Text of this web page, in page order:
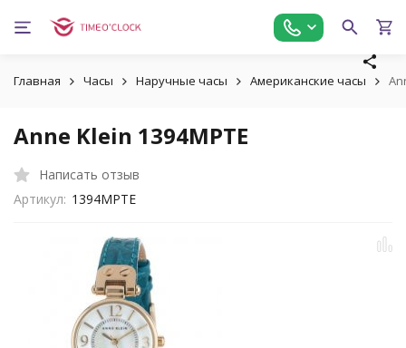
Главная Часы Наручные часы Американские часы
Anne Klein 1394MPTE
Написать отзыв
Артикул: 1394MPTE